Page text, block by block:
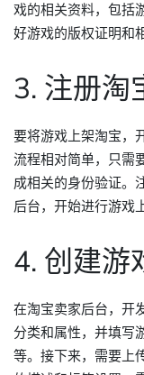
戏的相关资料，包括
好游戏的版权证明和
3. 注册淘
要将游戏上架淘宝，
流程相对简单，只需
成相关的身份验证。
后台，开始进行游戏
4. 创建游
在淘宝卖家后台，开
分类和属性，并填写
等。接下来，需要上